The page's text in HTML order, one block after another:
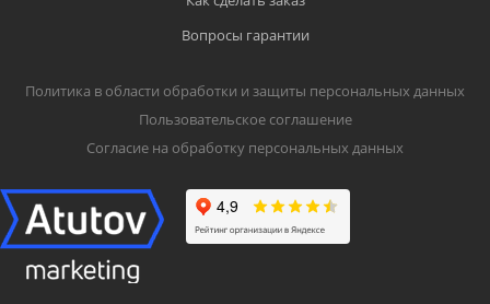
Вопросы гарантии
Политика в области обработки и защиты персональных данных
Пользовательское соглашение
Согласие на обработку персональных данных